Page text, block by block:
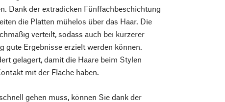
Dank der extradicken Fünffachbeschichtung
die Platten mühelos über das Haar. Die
verteilt, sodass auch bei kürzerer
gute Ergebnisse erzielt werden können.
gelagert, damit die Haare beim Stylen
mit der Fläche haben.
gehen muss, können Sie dank der